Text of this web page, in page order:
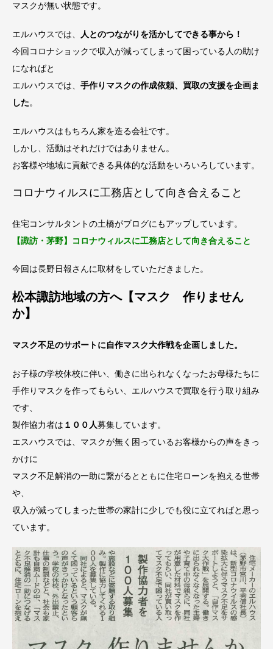
マスクが無い状態です。
エルハウスでは、
人とのつながりを活かしてできる事から！
今回コロナショックで収入が減ってしまって困っている人の助け
になればと
エルハウスでは、 手作りマスクの作成依頼、買取の支援を企画ま
した。
エルハウスはもちろん家を造る会社です。
しかし、活動はそれだけではありません。
お客様や地域に貢献できる具体的な活動をいろいろしています。
コロナウィルスに工務店として向き合えること
住宅コンサルタントの土橋がブログにもアップしています。
【諏訪・茅野】コロナウィルスに工務店として向き合えること
今回は長野日報さんに取材をしていただきました。
松本諏訪地域の方へ【マスク 作りません
か】
マスク不足のサポートに自作マスク大作戦を企画しました。
お子様の学校休校に伴い、働きに出られなくなったお母様たちに
手作りマスクを作ってもらい、エルハウスで買取を行う取り組み
です、
製作協力者は １００人募集しています。
エスハウスでは、マスクが無く困っているお客様からの声をきっ
かけに
マスク不足解消の一助に繋がるとともに住宅ローンを抱える世帯
や、
収入が減ってしまった世帯の家計に少しでも役に立てればと思っ
ています。